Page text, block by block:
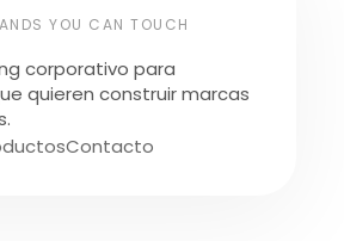
YOU CAN TOUCH
corporativo para
quieren construir marcas
Contacto